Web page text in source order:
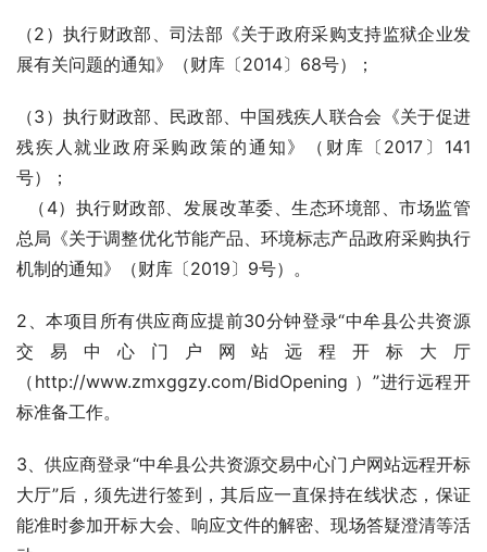
（2）执行财政部、司法部《关于政府采购支持监狱企业发
展有关问题的通知》（财库〔2014〕68号）；
（3）执行财政部、民政部、中国残疾人联合会《关于促进
残疾人就业政府采购政策的通知》（财库〔2017〕141
号）；
（4）执行财政部、发展改革委、生态环境部、市场监管
总局《关于调整优化节能产品、环境标志产品政府采购执行
机制的通知》（财库〔2019〕9号）。
2、本项目所有供应商应提前30分钟登录“中牟县公共资源
交易中心门户网站远程开标大厅
（http://www.zmxggzy.com/BidOpening ）”进行远程开
标准备工作。
3、供应商登录“中牟县公共资源交易中心门户网站远程开标
大厅”后，须先进行签到，其后应一直保持在线状态，保证
能准时参加开标大会、响应文件的解密、现场答疑澄清等活